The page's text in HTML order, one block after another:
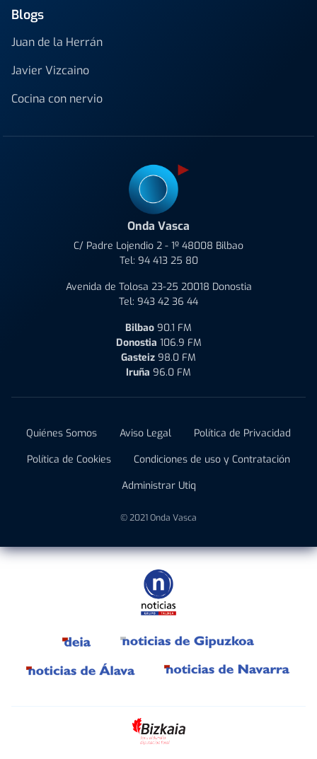
Blogs
Juan de la Herrán
Javier Vizcaino
Cocina con nervio
Onda Vasca
C/ Padre Lojendio 2 - 1º 48008 Bilbao
Tel: 94 413 25 80
Avenida de Tolosa 23-25 20018 Donostia
Tel: 943 42 36 44
Bilbao 90.1 FM
Donostia 106.9 FM
Gasteiz 98.0 FM
Iruña 96.0 FM
Quiénes Somos Aviso Legal
Política de Privacidad
Política de Cookies
Condiciones de uso y Contratación
Administrar Utiq
© 2021 Onda Vasca